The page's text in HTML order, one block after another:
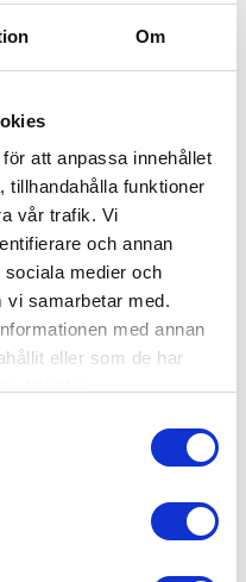
Om
att anpassa innehållet
tillhandahålla funktioner
vår trafik. Vi
och annan
medier och
vi samarbetar med.
med annan
eller som de har